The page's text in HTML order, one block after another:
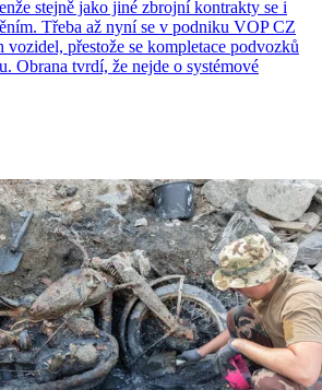
stejně jako jiné zbrojní kontrakty se i
Třeba až nyní se v podniku VOP CZ
přestože se kompletace podvozků
Obrana tvrdí, že nejde o systémové